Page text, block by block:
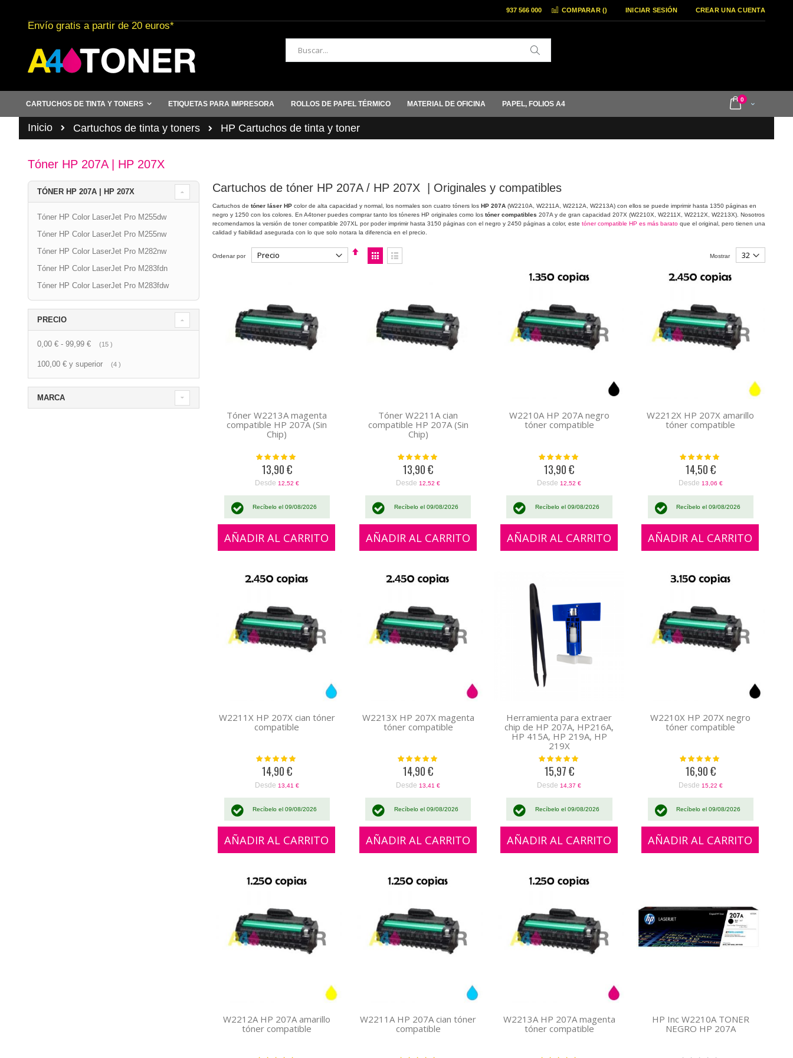
contenido
COMPARAR () INICIAR SESIÓN CREAR UNA CUENTA
937 566 000
Envío gratis a partir de 20 euros*
Cart
0items
CARTUCHOS DE TINTA Y TONERS ETIQUETAS PARA IMPRESORA ROLLOS DE PAPEL TÉRMICO MATERIAL DE OFICINA PAPEL, FOLIOS A4
Inicio Cartuchos de tinta y toners HP Cartuchos de tinta y toner
Tóner HP 207A | HP 207X
Cartuchos de tóner HP 207A / HP 207X | Originales y compatibles
Cartuchos de tóner láser HPcolor de alta capacidad y normal, los normales son cuatro tóners los HP 207A(W2210A, W2211A, W2212A, W2213A) con ellos se puede imprimir hasta 1350 páginas en
negro y 1250 con los colores. En A4toner puedes comprar tanto los tóneres HP originales como los tóner compatibles 207A y de gran capacidad 207X (W2210X, W2211X, W2212X, W2213X). Nosotros
recomendamos la versión de toner compatible 207XL por poder imprimir hasta 3150 páginas con el negro y 2450 páginas a color, este tóner compatible HP es más baratoque el original, pero tienen una
calidad y fiabilidad asegurada con lo que solo notara la diferencia en el precio.
Ordenar por
Fijar
Dirección
Ver
como
Mostrar
Tóner W2213A magenta
compatible HP 207A (Sin
Chip)
Valoración:
13,90 €
Desde 12,52 €
Recíbelo el 09/08/2026
AÑADIR AL CARRITO
Tóner W2211A cian
compatible HP 207A (Sin
Chip)
Valoración:
13,90 €
Desde 12,52 €
Recíbelo el 09/08/2026
AÑADIR AL CARRITO
W2210A HP 207A negro
tóner compatible
Valoración:
13,90 €
Desde 12,52 €
Recíbelo el 09/08/2026
AÑADIR AL CARRITO
W2212X HP 207X amarillo
tóner compatible
Valoración:
14,50 €
Desde 13,06 €
Recíbelo el 09/08/2026
AÑADIR AL CARRITO
W2211X HP 207X cian tóner
compatible
Valoración:
14,90 €
Desde 13,41 €
Recíbelo el 09/08/2026
AÑADIR AL CARRITO
W2213X HP 207X magenta
tóner compatible
Valoración:
14,90 €
Desde 13,41 €
Recíbelo el 09/08/2026
AÑADIR AL CARRITO
Herramienta para extraer
chip de HP 207A, HP216A,
HP 415A, HP 219A, HP
219X
Valoración:
15,97 €
Desde 14,37 €
Recíbelo el 09/08/2026
AÑADIR AL CARRITO
W2210X HP 207X negro
tóner compatible
Valoración:
16,90 €
Desde 15,22 €
Recíbelo el 09/08/2026
AÑADIR AL CARRITO
W2212A HP 207A amarillo
tóner compatible
W2211A HP 207A cian tóner
compatible
W2213A HP 207A magenta
tóner compatible
HP Inc W2210A TONER
NEGRO HP 207A
TÓNER HP 207A | HP 207X
Tóner HP Color LaserJet Pro M255dw
Tóner HP Color LaserJet Pro M255nw
Tóner HP Color LaserJet Pro M282nw
Tóner HP Color LaserJet Pro M283fdn
Tóner HP Color LaserJet Pro M283fdw
PRECIO
0,00 € - 99,99 € 15 artículo
100,00 € y superior 4 artículo
MARCA